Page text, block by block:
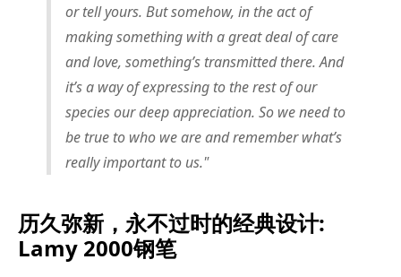
or tell yours. But somehow, in the act of
making something with a great deal of care
and love, something’s transmitted there. And
it’s a way of expressing to the rest of our
species our deep appreciation. So we need to
be true to who we are and remember what’s
really important to us."
历久弥新，永不过时的经典设计:
Lamy 2000钢笔